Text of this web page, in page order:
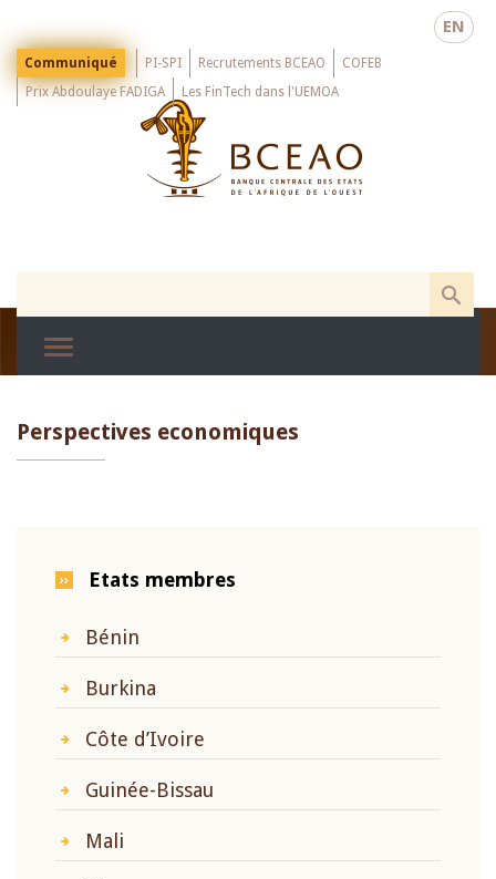
main
EN
Menu
Top
Communiqué PI-SPI Recrutements BCEAO
COFEB
Prix Abdoulaye FADIGA
Les FinTech dans l'UEMOA
Perspectives economiques
Etats membres
Bénin
Burkina
Côte d’Ivoire
Guinée-Bissau
Mali